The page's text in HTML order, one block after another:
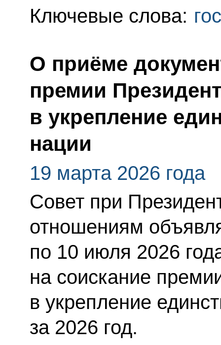
Ключевые слова:
О приёме
премии
в укрепление
нации
19 марта 2026 года
Совет при
отношениям
по 10 июля 2026
на соискание
в укрепление
за 2026 год.